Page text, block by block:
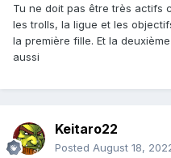
Tu ne doit pas être très actifs
les trolls, la ligue et les
la première fille. Et la
aussi
Keitaro22
Posted August 18,